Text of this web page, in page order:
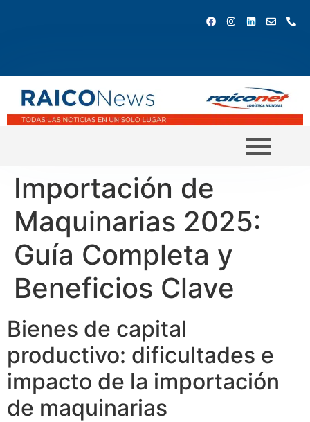
Importación de
Maquinarias 2025:
Guía Completa y
Beneficios Clave
Bienes de capital
productivo: dificultades e
impacto de la importación
de maquinarias